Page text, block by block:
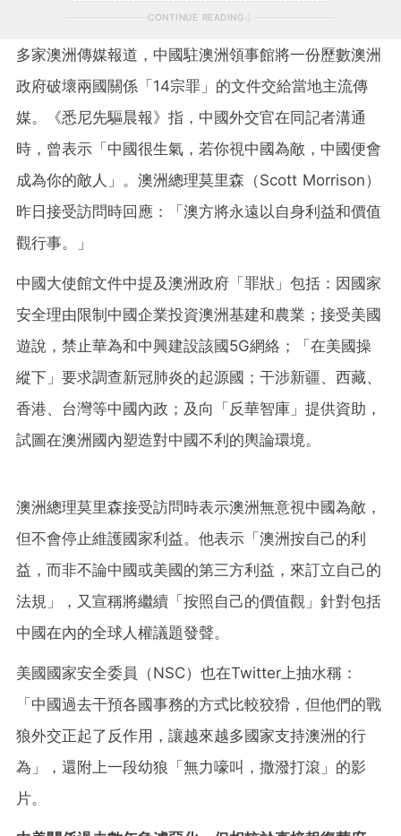
CONTINUE READING
多家澳洲傳媒報道，中國駐澳洲領事館將一份歷數澳洲
政府破壞兩國關係「14宗罪」的文件交給當地主流傳
媒。《悉尼先驅晨報》指，中國外交官在同記者溝通
時，曾表示「中國很生氣，若你視中國為敵，中國便會
成為你的敵人」。澳洲總理莫里森（Scott Morrison）
昨日接受訪問時回應：「澳方將永遠以自身利益和價值
觀行事。」
中國大使館文件中提及澳洲政府「罪狀」包括：因國家
安全理由限制中國企業投資澳洲基建和農業；接受美國
遊說，禁止華為和中興建設該國5G網絡；「在美國操
縱下」要求調查新冠肺炎的起源國；干涉新疆、西藏、
香港、台灣等中國內政；及向「反華智庫」提供資助，
試圖在澳洲國內塑造對中國不利的輿論環境。
澳洲總理莫里森接受訪問時表示澳洲無意視中國為敵，
但不會停止維護國家利益。他表示「澳洲按自己的利
益，而非不論中國或美國的第三方利益，來訂立自己的
法規」，又宣稱將繼續「按照自己的價值觀」針對包括
中國在內的全球人權議題發聲。
美國國家安全委員（NSC）也在Twitter上抽水稱：
「中國過去干預各國事務的方式比較狡猾，但他們的戰
狼外交正起了反作用，讓越來越多國家支持澳洲的行
為」，還附上一段幼狼「無力嚎叫，撒潑打滾」的影
片。